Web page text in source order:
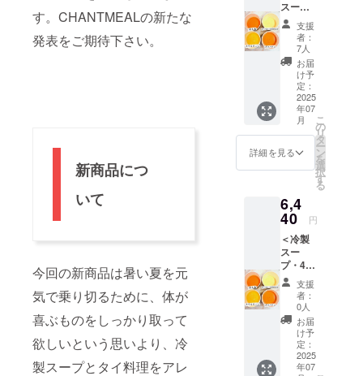
す。CHANTMEALの新たな
発表をご期待下さい。
新商品につ
いて
今回の新商品は暑い夏を元
気で乗り切るために、体が
喜ぶものをしっかり取って
欲しいという思いより、冷
製スープとタイ料理をアレ
さい。
示はお
届け商
品のラ
ベルに
表記さ
れま
す。 商
品開封
前には
必ずお
届けの
リター
ンに貼
付され
ルや注
意書き
をご確
認くだ
さい。
さい。
さい。
※具材の
種類は
変わる
可能性
があり
ます。
※原材料
及び添
加物等
の食品
表示は
に表記
されま
す。 商
品開封
前には
必ずお
届けの
リター
ンに貼
付され
たラベ
ルや注
意書き
・グ
リーン
カレー
・マッ
サマン
カレー
・トム
ヤムク
ンラー
メン ・
ガパオ
ライス
いては
本文を
参考に
して下
さい。
※具材の
種類は
変わる
可能性
があり
ます。
※原材料
及び添
加物等
スー
プ・4個
（各1
個）＋
クラフ
トスー
プA・
B・C4
個） ・
とうも
ろこし
・京人
参 ・紅
はるか
ポター
ジュ ・
トマト
のガス
パチョ
以下の
クラフ
トスー
プの
セット
（A・
B・C）
からお
選び下
支援
者：
7人
お届
け予
定：
2025
年07
月
詳細を見る
こ
の
リ
タ
ー
ン
を
選
択
す
る
6,4
40 円
＜冷製
スー
プ・4個
（各1
個）＋
クラフ
トスー
プA・
B・C4
個） ・
とうも
支援
者：
0人
お届
け予
定：
2025
年07